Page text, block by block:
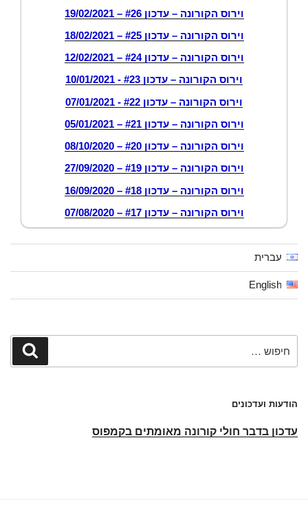
וירוס הקורונה – עדכון #26 – 19/02/2021
וירוס הקורונה – עדכון #25 – 18/02/2021
וירוס הקורונה – עדכון #24 – 12/02/2021
וירוס הקורונה – עדכון #23 - 10/01/2021
וירוס הקורונה – עדכון #22 - 07/01/2021
וירוס הקורונה – עדכון #21 – 05/01/2021
וירוס הקורונה – עדכון #20 – 08/10/2020
וירוס הקורונה – עדכון #19 – 27/09/2020
וירוס הקורונה – עדכון #18 – 16/09/2020
וירוס הקורונה – עדכון #17 – 07/08/2020
עברית
English
הודעות ועדכונים
עדכון בדבר חולי קורונה מאומתים בקמפוס